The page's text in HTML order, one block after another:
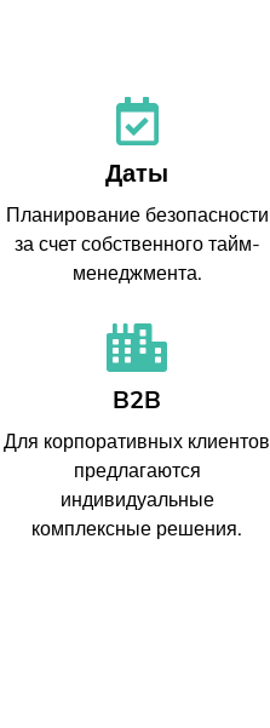
Даты
Планирование безопасности
за счет собственного тайм-
менеджмента.
B2B
Для корпоративных клиентов
предлагаются
индивидуальные
комплексные решения.